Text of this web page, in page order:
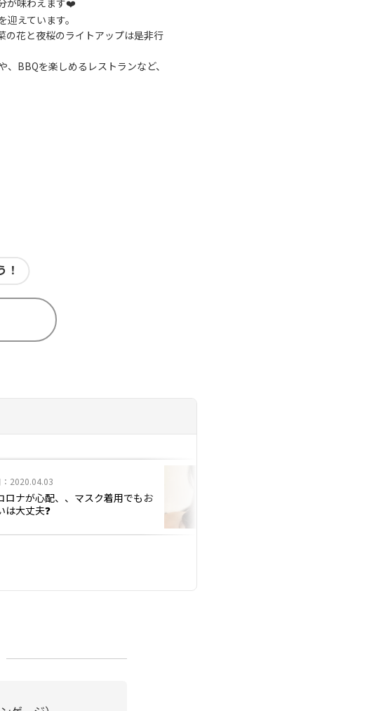
が味わえます❤️
えています。
花と夜桜のライトアップは是非行
BBQを楽しめるレストランなど、
！
2020.04.03
ロナが心配、、マスク着用でもお
は大丈夫❓